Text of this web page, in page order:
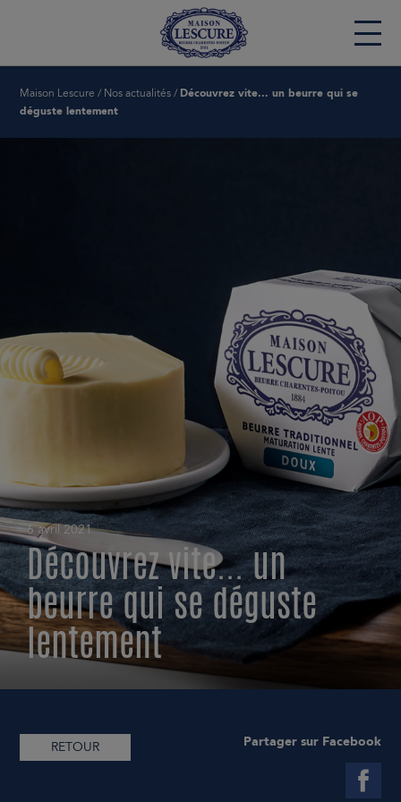
Maison Lescure
ESPACE CHEFS
Maison Lescure / Nos actualités / Découvrez vite... un beurre qui se
déguste lentement
6 avril 2021
Découvrez vite... un
beurre qui se déguste
lentement
RETOUR Partager sur Facebook